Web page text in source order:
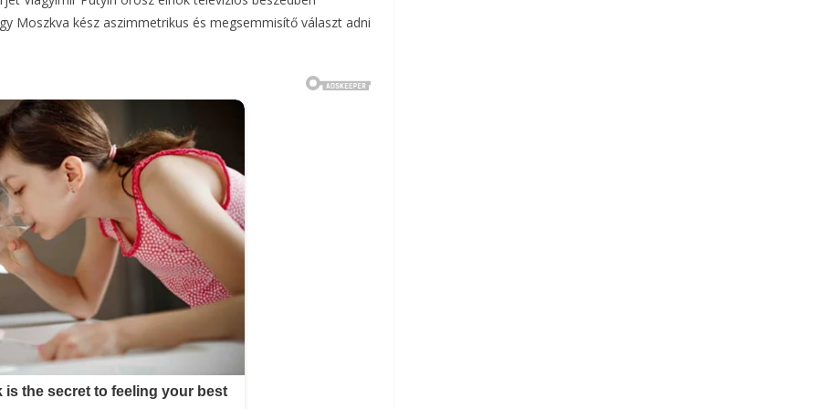
Moszkva kész aszimmetrikus és megsemmisítő választ adni